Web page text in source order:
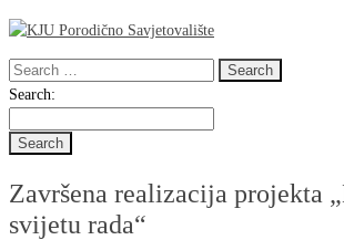
Search
for:
Search
Search:
Završena realizacija projekta
svijetu rada“